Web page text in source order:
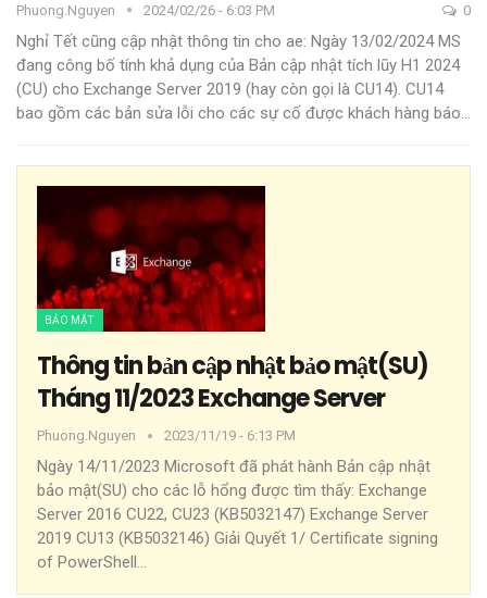
Phuong.nguyen 2024/02/26 - 6:03 PM 0
Nghỉ Tết cũng cập nhật thông tin cho ae: Ngày 13/02/2024 MS
đang công bố tính khả dụng của Bản cập nhật tích lũy H1 2024
(CU) cho Exchange Server 2019 (hay còn gọi là CU14). CU14
bao gồm các bản sửa lỗi cho các sự cố được khách hàng báo…
BẢO MẬT
Thông tin bản cập nhật bảo mật(SU)
Tháng 11/2023 Exchange Server
Phuong.nguyen 2023/11/19 - 6:13 PM
Ngày 14/11/2023 Microsoft đã phát hành Bản cập nhật
bảo mật(SU) cho các lỗ hổng được tìm thấy: Exchange
Server 2016 CU22, CU23 (KB5032147) Exchange Server
2019 CU13 (KB5032146) Giải Quyết 1/ Certificate signing
of PowerShell …